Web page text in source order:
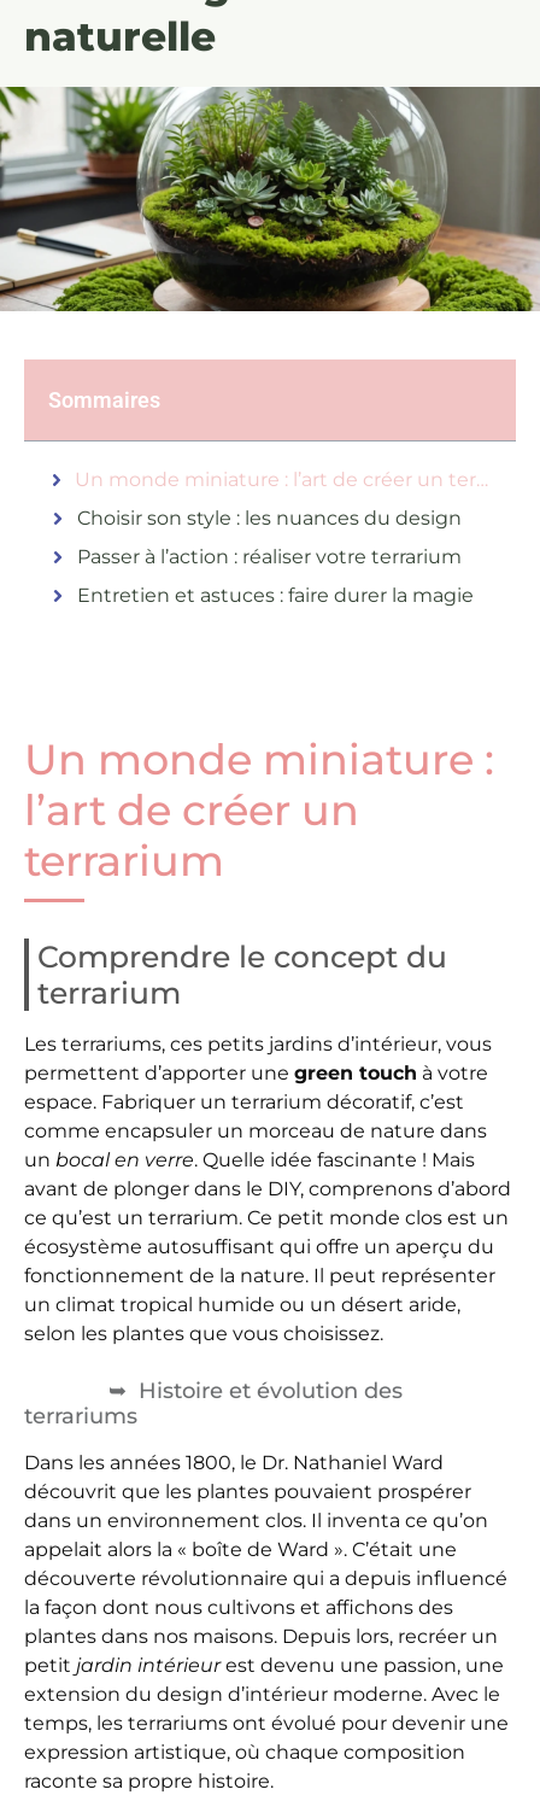
naturelle
Sommaires
Un monde miniature : l’art de créer un terrarium
Choisir son style : les nuances du design
Passer à l’action : réaliser votre terrarium
Entretien et astuces : faire durer la magie
Un monde miniature :
l’art de créer un
terrarium
Comprendre le concept du
terrarium
Les terrariums, ces petits jardins d’intérieur, vous
permettent d’apporter une green touch à votre
espace. Fabriquer un terrarium décoratif, c’est
comme encapsuler un morceau de nature dans
un bocal en verre. Quelle idée fascinante ! Mais
avant de plonger dans le DIY, comprenons d’abord
ce qu’est un terrarium. Ce petit monde clos est un
écosystème autosuffisant qui offre un aperçu du
fonctionnement de la nature. Il peut représenter
un climat tropical humide ou un désert aride,
selon les plantes que vous choisissez.
Histoire et évolution des
terrariums
Dans les années 1800, le Dr. Nathaniel Ward
découvrit que les plantes pouvaient prospérer
dans un environnement clos. Il inventa ce qu’on
appelait alors la « boîte de Ward ». C’était une
découverte révolutionnaire qui a depuis influencé
la façon dont nous cultivons et affichons des
plantes dans nos maisons. Depuis lors, recréer un
petit jardin intérieurest devenu une passion, une
extension du design d’intérieur moderne. Avec le
temps, les terrariums ont évolué pour devenir une
expression artistique, où chaque composition
raconte sa propre histoire.